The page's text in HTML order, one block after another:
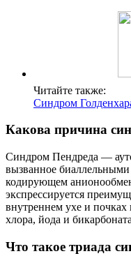
Читайте также:
Синдром
Какова причина
Синдром Пендреда —
вызванное
кодирующем
экспрессируется
внутреннем ухе и почках
хлора, йода и
Что такое триада